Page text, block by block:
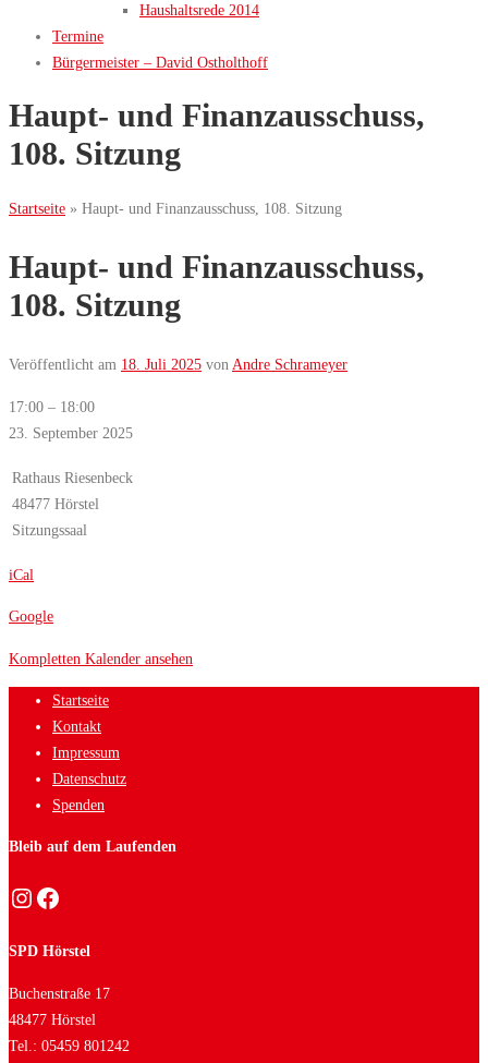
Haushaltsrede 2014
Termine
Bürgermeister – David Ostholthoff
Haupt- und Finanzausschuss,
108. Sitzung
Startseite » Haupt- und Finanzausschuss, 108. Sitzung
Haupt- und Finanzausschuss,
108. Sitzung
Veröffentlicht am 18. Juli 2025 vonAndre Schrameyer
Haupt-
und
108.
Sitzung
17:00 – 18:00
23. September 2025
Rathaus Riesenbeck
48477 Hörstel
Sitzungssaal
iCal
Google
Kompletten Kalender ansehen
Startseite
Kontakt
Impressum
Datenschutz
Spenden
Bleib auf dem Laufenden
Instagram
Facebook
SPD Hörstel
Buchenstraße 17
48477 Hörstel
Tel.: 05459 801242